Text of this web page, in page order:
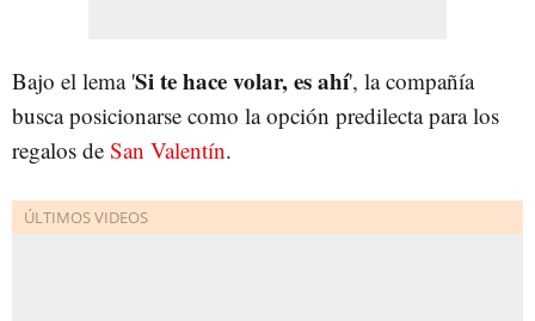
Bajo el lema 'Si te hace volar, es ahí', la compañía
busca posicionarse como la opción predilecta para los
regalos de San Valentín.